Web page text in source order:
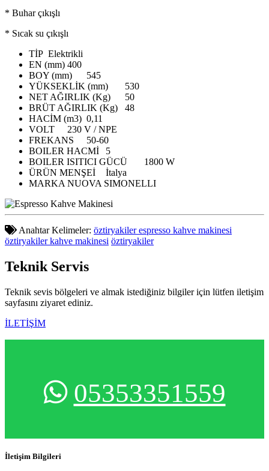
* Buhar çıkışlı
* Sıcak su çıkışlı
TİP Elektrikli
EN (mm) 400
BOY (mm)
545
YÜKSEKLİK (mm)
530
NET AĞIRLIK (Kg)
50
BRÜT AĞIRLIK (Kg)
48
HACİM (m3) 0,11
VOLT
230 V / NPE
FREKANS
50-60
BOILER HACMİ
5
BOILER ISITICI GÜCÜ
1800 W
ÜRÜN MENŞEİ
İtalya
MARKA NUOVA SIMONELLI
Anahtar Kelimeler: öztiryakiler espresso kahve makinesi
öztiryakiler kahve makinesi öztiryakiler
Teknik Servis
Teknik sevis bölgeleri ve almak istediğiniz bilgiler için lütfen iletişim
sayfasını ziyaret ediniz.
İLETİŞİM
05353351559
İletişim Bilgileri